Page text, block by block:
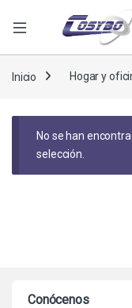
Inicio Hogar y
No se han
selección.
Conócenos